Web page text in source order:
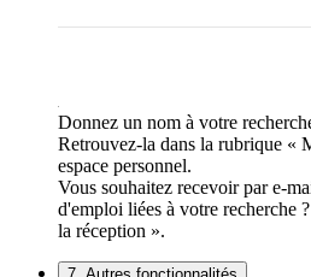
Donnez un nom à votre
Retrouvez-la dans la rubrique «
espace personnel.
Vous souhaitez recevoir par e-
d'emploi liées à votre recherche
la réception ».